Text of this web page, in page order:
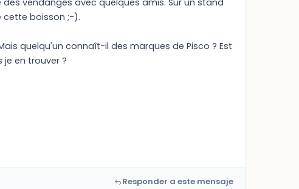
vendanges avec quelques amis. Sur un stand
cette boisson ;-).
quelqu'un connaît-il des marques de Pisco ? Est
je en trouver ?
Responder a este mensaje